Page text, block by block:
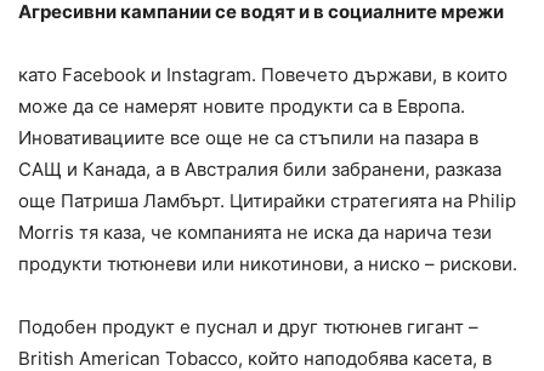
Агресивни кампании се водят и в социалните мрежи
като Facebook и Instagram. Повечето държави, в които
може да се намерят новите продукти са в Европа.
Иновативациите все още не са стъпили на пазара в
САЩ и Канада, а в Австралия били забранени, разказа
още Патриша Ламбърт. Цитирайки стратегията на Philip
Morris тя каза, че компанията не иска да нарича тези
продукти тютюневи или никотинови, а ниско – рискови.
Подобен продукт е пуснал и друг тютюнев гигант –
British American Tobacco, който наподобява касета, в